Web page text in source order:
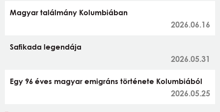
Magyar találmány Kolumbiában
2026.06.16
Safikada legendája
2026.05.31
Egy 96 éves magyar emigráns története Kolumbiából
2026.05.25